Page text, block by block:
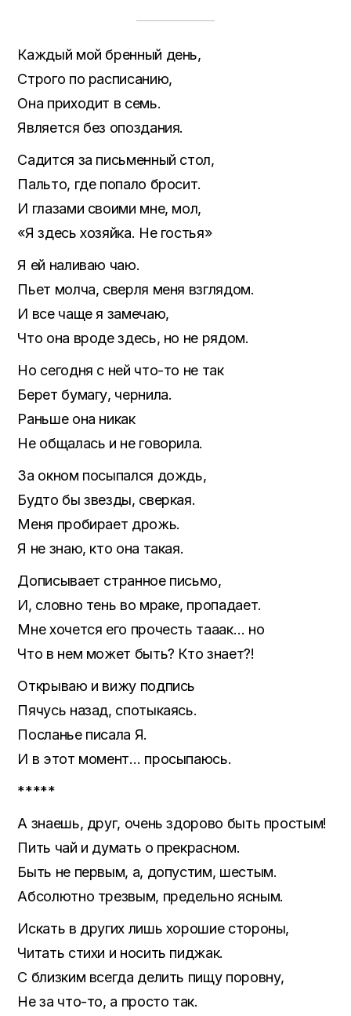
Каждый мой бренный день,
Строго по расписанию,
Она приходит в семь.
Является без опоздания.
Садится за письменный стол,
Пальто, где попало бросит.
И глазами своими мне, мол,
«Я здесь хозяйка. Не гостья»
Я ей наливаю чаю.
Пьет молча, сверля меня взглядом.
И все чаще я замечаю,
Что она вроде здесь, но не рядом.
Но сегодня с ней что-то не так
Берет бумагу, чернила.
Раньше она никак
Не общалась и не говорила.
За окном посыпался дождь,
Будто бы звезды, сверкая.
Меня пробирает дрожь.
Я не знаю, кто она такая.
Дописывает странное письмо,
И, словно тень во мраке, пропадает.
Мне хочется его прочесть тааак… но
Что в нем может быть? Кто знает?!
Открываю и вижу подпись
Пячусь назад, спотыкаясь.
Посланье писала Я.
И в этот момент… просыпаюсь.
*****
А знаешь, друг, очень здорово быть простым!
Пить чай и думать о прекрасном.
Быть не первым, а, допустим, шестым.
Абсолютно трезвым, предельно ясным.
Искать в других лишь хорошие стороны,
Читать стихи и носить пиджак.
С близким всегда делить пищу поровну,
Не за что-то, а просто так.